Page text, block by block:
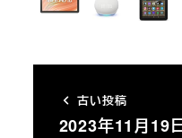
古い投稿
2023年11月19